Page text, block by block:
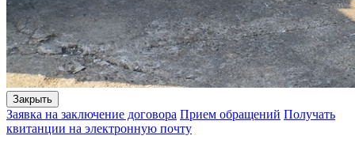
Закрыть
Заявка на заключение договора Прием обращений Получать
квитанции на электронную почту